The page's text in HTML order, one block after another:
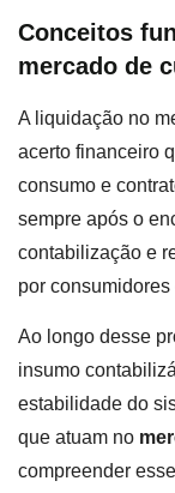
Conceitos
mercado de
A liquidação no
acerto financeiro
consumo e
sempre após o
contabilização e
por consumidores
Ao longo desse
insumo
estabilidade do
que atuam no
compreender